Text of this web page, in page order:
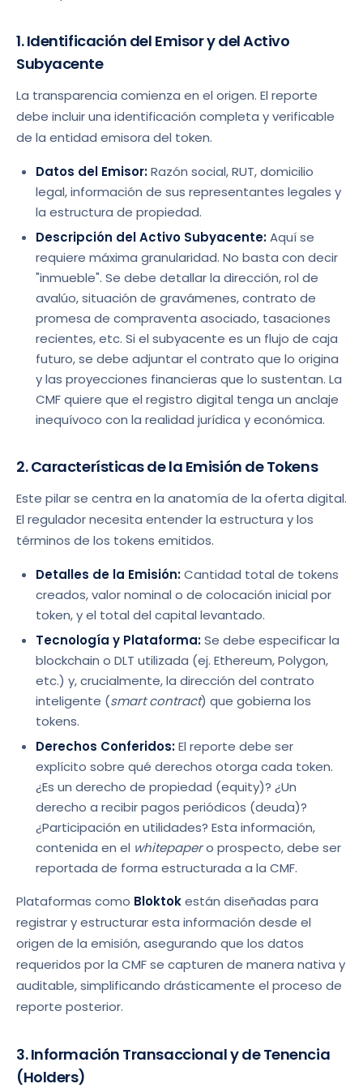
1. Identificación del Emisor y del Activo
Subyacente
La transparencia comienza en el origen. El reporte
debe incluir una identificación completa y verificable
de la entidad emisora del token.
Datos del Emisor:Razón social, RUT, domicilio
legal, información de sus representantes legales y
la estructura de propiedad.
Descripción del Activo Subyacente:Aquí se
requiere máxima granularidad. No basta con decir
"inmueble". Se debe detallar la dirección, rol de
avalúo, situación de gravámenes, contrato de
promesa de compraventa asociado, tasaciones
recientes, etc. Si el subyacente es un flujo de caja
futuro, se debe adjuntar el contrato que lo origina
y las proyecciones financieras que lo sustentan. La
CMF quiere que el registro digital tenga un anclaje
inequívoco con la realidad jurídica y económica.
2. Características de la Emisión de Tokens
Este pilar se centra en la anatomía de la oferta digital.
El regulador necesita entender la estructura y los
términos de los tokens emitidos.
Detalles de la Emisión:Cantidad total de tokens
creados, valor nominal o de colocación inicial por
token, y el total del capital levantado.
Tecnología y Plataforma:Se debe especificar la
blockchain o DLT utilizada (ej. Ethereum, Polygon,
etc.) y, crucialmente, la dirección del contrato
inteligente (smart contract) que gobierna los
tokens.
Derechos Conferidos:El reporte debe ser
explícito sobre qué derechos otorga cada token.
¿Es un derecho de propiedad (equity)? ¿Un
derecho a recibir pagos periódicos (deuda)?
¿Participación en utilidades? Esta información,
contenida en el whitepapero prospecto, debe ser
reportada de forma estructurada a la CMF.
Plataformas como Bloktokestán diseñadas para
registrar y estructurar esta información desde el
origen de la emisión, asegurando que los datos
requeridos por la CMF se capturen de manera nativa y
auditable, simplificando drásticamente el proceso de
reporte posterior.
3. Información Transaccional y de Tenencia
(Holders)